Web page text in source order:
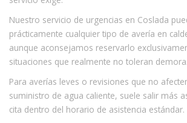
Nuestro servicio de urgencias en Coslada
prácticamente cualquier tipo de avería en
aunque aconsejamos reservarlo
situaciones que realmente no toleran demora.
Para averías leves o revisiones que no
suministro de agua caliente, suele salir más
cita dentro del horario de asistencia estándar.